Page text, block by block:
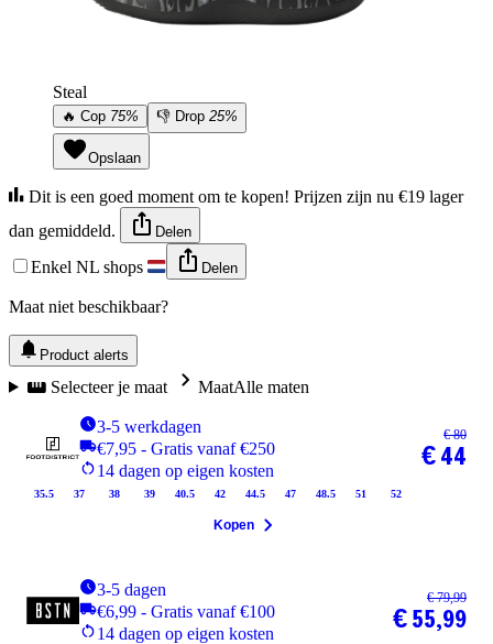
Steal
🔥 Cop 75% 👎 Drop 25%
Opslaan
Dit is een goed moment om te kopen! Prijzen zijn nu €19 lager
dan gemiddeld.
Delen
Enkel NL shops Delen
Maat niet beschikbaar?
Product alerts
Selecteer je maat MaatAlle maten
3-5 werkdagen
€7,95 - Gratis vanaf €250
14 dagen op eigen kosten
35.5 37 38 39 40.5 42 44.5 47 48.5 51 52
€ 80
€ 44
Kopen
3-5 dagen
€6,99 - Gratis vanaf €100
14 dagen op eigen kosten
€ 79,99
€ 55,99